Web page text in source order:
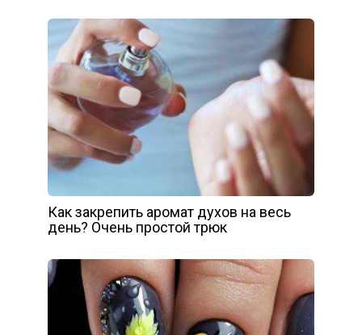
Как закрепить аромат духов на весь
день? Очень простой трюк